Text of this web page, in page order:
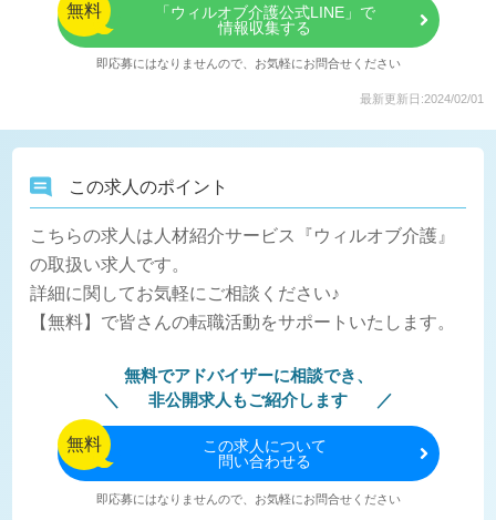
無料
「ウィルオブ介護公式LINE」で
情報収集する
即応募にはなりませんので、お気軽にお問合せください
最新更新日:2024/02/01
この求人のポイント
こちらの求人は人材紹介サービス『ウィルオブ介護』
の取扱い求人です。
詳細に関してお気軽にご相談ください♪
【無料】で皆さんの転職活動をサポートいたします。
無料でアドバイザーに相談でき、
非公開求人もご紹介します
無料 この求人について
問い合わせる
即応募にはなりませんので、お気軽にお問合せください